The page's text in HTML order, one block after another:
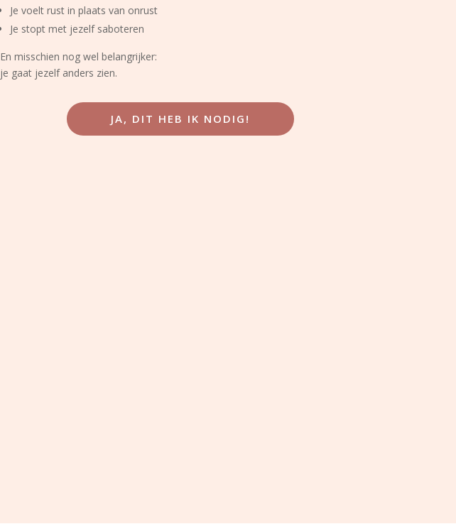
Je voelt rust in plaats van onrust
Je stopt met jezelf saboteren
En misschien nog wel belangrijker:
je gaat jezelf anders zien.
JA, DIT HEB IK NODIG!